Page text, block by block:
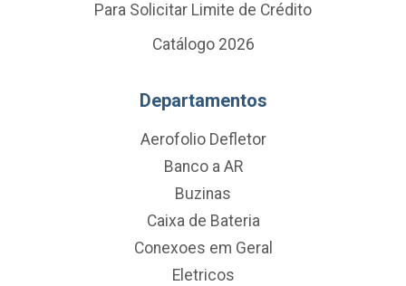
Para Solicitar Limite de Crédito
Catálogo 2026
Departamentos
Aerofolio Defletor
Banco a AR
Buzinas
Caixa de Bateria
Conexoes em Geral
Eletricos